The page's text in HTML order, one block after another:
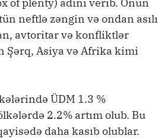
of plenty) adını verib. Onun
neftlə zəngin və ondan asılı
avtoritar və konfliktlər
Şərq, Asiya və Afrika kimi
ÜDM 1.3 %
2.2% artım olub. Bu
daha kasıb olublar.